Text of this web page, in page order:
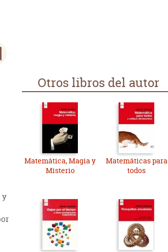
y
Otros libros del autor
Matemática, Magia y
Misterio
Matemáticas para
todos